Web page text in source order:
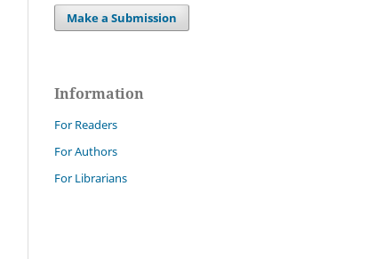
Make a Submission
Information
For Readers
For Authors
For Librarians